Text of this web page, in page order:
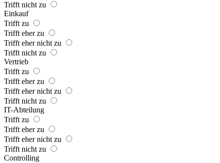
Trifft nicht zu
Einkauf
Trifft zu
Trifft eher zu
Trifft eher nicht zu
Trifft nicht zu
Vertrieb
Trifft zu
Trifft eher zu
Trifft eher nicht zu
Trifft nicht zu
IT-Abteilung
Trifft zu
Trifft eher zu
Trifft eher nicht zu
Trifft nicht zu
Controlling